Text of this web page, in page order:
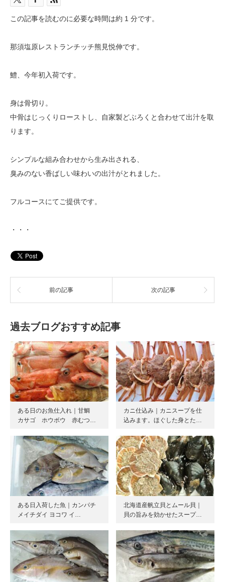
この記事を読むのに必要な時間は約 1 分です。
那須塩原レストランチッチ熊見悦伸です。
鱧、今年初入荷です。
身は骨切り。
中骨はじっくりローストし、自家製どぶろくと合わせて出汁を取
ります。
シンプルな組み合わせから生み出される、
臭みのない香ばしい味わいの出汁がとれました。
フルコースにてご提供です。
・・・
前の記事 次の記事
過去ブログおすすめ記事
ある日のお魚仕入れ｜甘鯛
カサゴ ホウボウ 赤むつ…
カニ仕込み｜カニスープを仕
込みます。ほぐした身とた…
ある日入荷した魚｜カンパチ
メイチダイ ヨコワ イ…
北海道産帆立貝とムール貝｜
貝の旨みを効かせたスープ…